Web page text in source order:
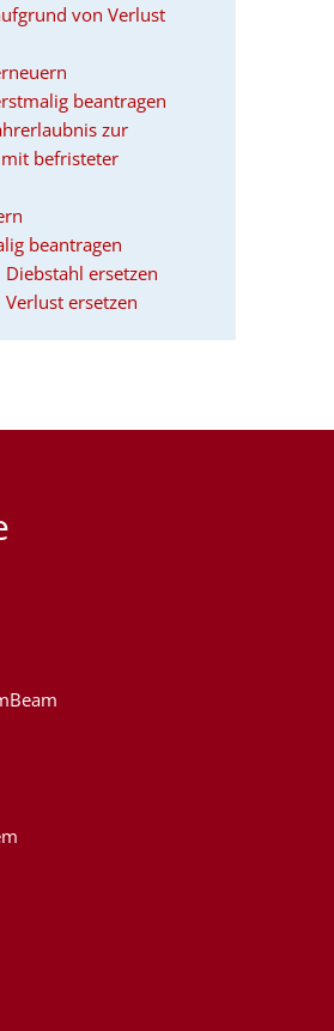
von Verlust
beantragen
zur
befristeter
beantragen
ersetzen
ersetzen